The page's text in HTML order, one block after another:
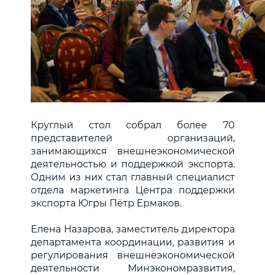
Круглый стол собрал более 70
представителей организаций,
занимающихся внешнеэкономической
деятельностью и поддержкой экспорта.
Одним из них стал главный специалист
отдела маркетинга Центра поддержки
экспорта Югры Пётр Ермаков.
Елена Назарова, заместитель директора
департамента координации, развития и
регулирования внешнеэкономической
деятельности Минэкономразвития,